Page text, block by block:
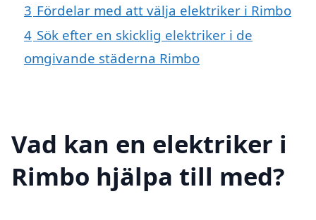
3 Fördelar med att välja elektriker i Rimbo
4 Sök efter en skicklig elektriker i de
omgivande städerna Rimbo
Vad kan en elektriker i
Rimbo hjälpa till med?